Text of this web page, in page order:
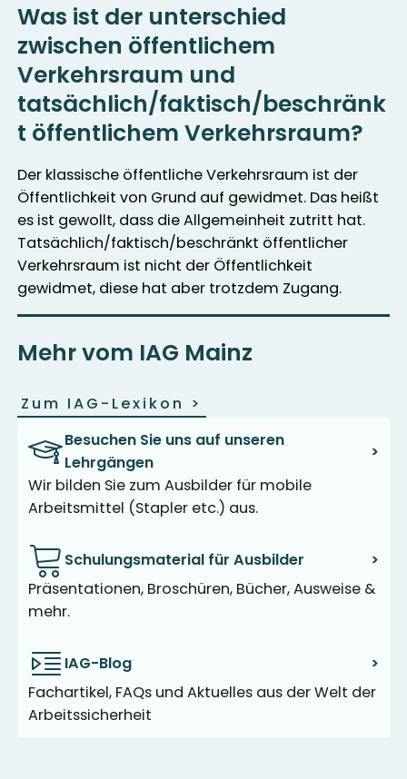
Was ist der unterschied
zwischen öffentlichem
Verkehrsraum und
tatsächlich/faktisch/beschränk
t öffentlichem Verkehrsraum?
Der klassische öffentliche Verkehrsraum ist der
Öffentlichkeit von Grund auf gewidmet. Das heißt
es ist gewollt, dass die Allgemeinheit zutritt hat.
Tatsächlich/faktisch/beschränkt öffentlicher
Verkehrsraum ist nicht der Öffentlichkeit
gewidmet, diese hat aber trotzdem Zugang.
Mehr vom IAG Mainz
Zum IAG-Lexikon >
Besuchen Sie uns auf unseren
Lehrgängen
>
Wir bilden Sie zum Ausbilder für mobile
Arbeitsmittel (Stapler etc.) aus.
Schulungsmaterial für Ausbilder
>
Präsentationen, Broschüren, Bücher, Ausweise &
mehr.
IAG-Blog
>
Fachartikel, FAQs und Aktuelles aus der Welt der
Arbeitssicherheit